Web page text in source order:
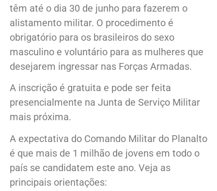
têm até o dia 30 de junho para fazerem o
alistamento militar. O procedimento é
obrigatório para os brasileiros do sexo
masculino e voluntário para as mulheres que
desejarem ingressar nas Forças Armadas.
A inscrição é gratuita e pode ser feita
presencialmente na Junta de Serviço Militar
mais próxima.
A expectativa do Comando Militar do Planalto
é que mais de 1 milhão de jovens em todo o
país se candidatem este ano. Veja as
principais orientações: